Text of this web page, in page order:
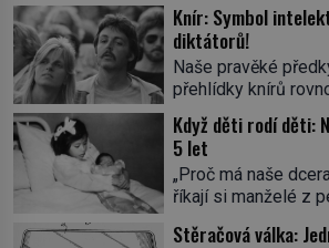
potetované paže.
totiž něco jako
takové má velmi
Tetovaný je už
Knír: Symbol
diktátorů!
Naše pravěké
přehlídky knírů
jedním z
starověkého
soše egyptského
žil ve 26. století
letopočtem! Není
proto právě
Když děti rodí děti:
5 let
„Proč má naše
říkají si manželé z
nemocnice. Nemá
Stěračová válka: